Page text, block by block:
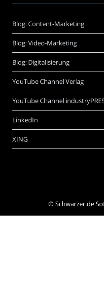
Blog: Content-Marketing
Blog: Video-Marketing
Blog: Digitalisierung
YouTube Channel Verlag
YouTube Channel
LinkedIn
XING
©Schwarzer.de